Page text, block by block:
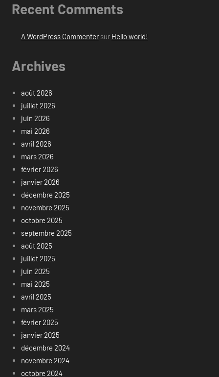
Recent Comments
A WordPress Commentersur Hello world!
Archives
août 2026
juillet 2026
juin 2026
mai 2026
avril 2026
mars 2026
février 2026
janvier 2026
décembre 2025
novembre 2025
octobre 2025
septembre 2025
août 2025
juillet 2025
juin 2025
mai 2025
avril 2025
mars 2025
février 2025
janvier 2025
décembre 2024
novembre 2024
octobre 2024